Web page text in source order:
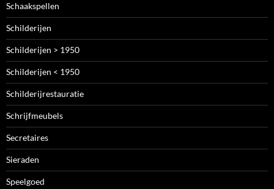
Schaakspellen
Schilderijen
Schilderijen > 1950
Schilderijen < 1950
Schilderijrestauratie
Schrijfmeubels
Secretaires
Sieraden
Speelgoed